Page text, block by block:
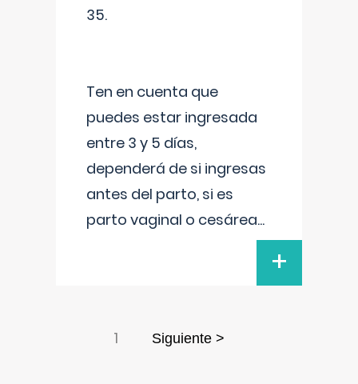
35.
Ten en cuenta que
puedes estar ingresada
entre 3 y 5 días,
dependerá de si ingresas
antes del parto, si es
parto vaginal o cesárea...
+
1 Siguiente >